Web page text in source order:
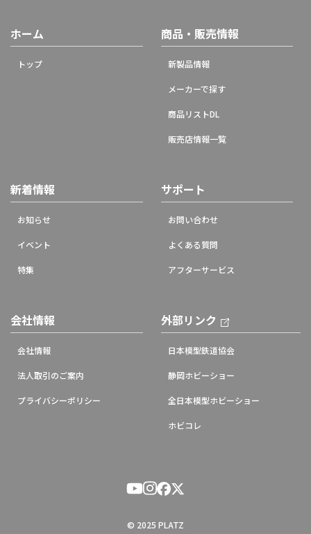
ホーム
トップ
商品・販売情報
新製品情報
メーカーで探す
商品リストDL
販売店情報一覧
新着情報
お知らせ
イベント
特集
サポート
お問い合わせ
よくある質問
アフターサービス
会社情報
会社情報
法人取引のご案内
プライバシーポリシー
外部リンク
日本模型鉄道協会
静岡ホビーショー
全日本模型ホビーショー
ホビコレ
© 2025 PLATZ